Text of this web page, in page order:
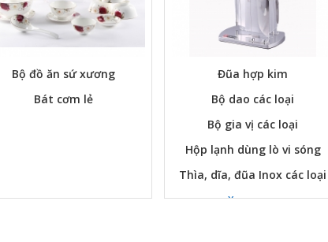
Bộ đồ ăn sứ xương
Bát cơm lẻ
Đũa hợp kim
Bộ dao các loại
Bộ gia vị các loại
Hộp lạnh dùng lò vi sóng
Thìa, dĩa, đũa Inox các loại
Xem ngay